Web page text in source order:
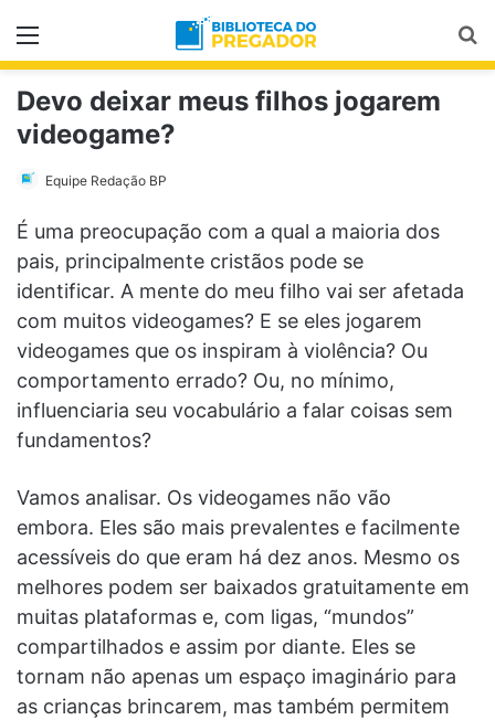
Menu
Devo deixar meus filhos jogarem
videogame?
Equipe Redação BP
É uma preocupação com a qual a maioria dos
pais, principalmente cristãos pode se
identificar. A mente do meu filho vai ser afetada
com muitos videogames? E se eles jogarem
videogames que os inspiram à violência? Ou
comportamento errado? Ou, no mínimo,
influenciaria seu vocabulário a falar coisas sem
fundamentos?
Vamos analisar. Os videogames não vão
embora. Eles são mais prevalentes e facilmente
acessíveis do que eram há dez anos. Mesmo os
melhores podem ser baixados gratuitamente em
muitas plataformas e, com ligas, “mundos”
compartilhados e assim por diante. Eles se
tornam não apenas um espaço imaginário para
as crianças brincarem, mas também permitem